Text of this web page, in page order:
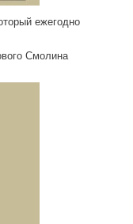
ежегодно
Смо­лина